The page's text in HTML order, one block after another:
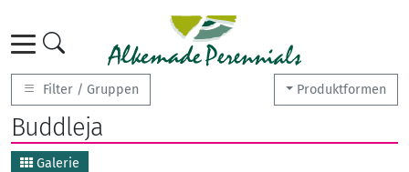
Produktformen
Filter / Gruppen
Buddleja
Galerie